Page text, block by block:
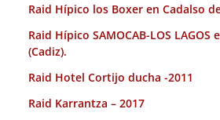
Raid Hípico los Boxer en Cadalso
Raid Hípico SAMOCAB-LOS LAGOS
(Cadiz).
Raid Hotel Cortijo ducha -2011
Raid Karrantza – 2017